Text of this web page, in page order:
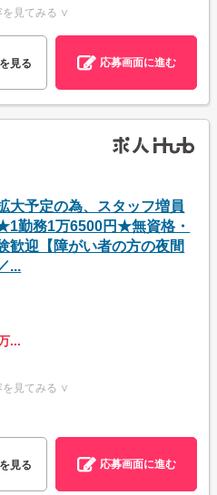
を見てみる ∨
見る 応募画面に進む
大予定の為、スタッフ増員
勤務1万6500円★無資格・
歓迎【障がい者の方の夜間
...
...
を見てみる ∨
見る 応募画面に進む